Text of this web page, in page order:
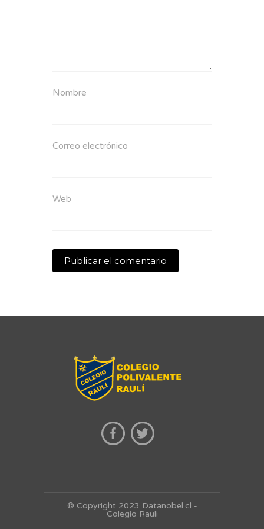
Nombre
Correo electrónico
Web
© Copyright 2023 Datanobel.cl -
Colegio Rauli